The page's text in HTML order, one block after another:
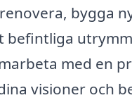
bygga
befintliga
med en
visioner och